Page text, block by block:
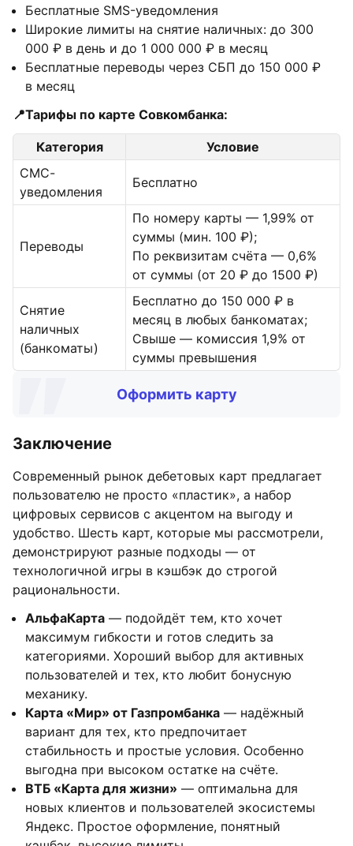
Бесплатные SMS-уведомления
Широкие лимиты на снятие наличных: до 300
000 ₽ в день и до 1 000 000 ₽ в месяц
Бесплатные переводы через СБП до 150 000 ₽
в месяц
📍Тарифы по карте Совкомбанка:
Категория
Условие
СМС-
уведомления
Бесплатно
Переводы
По номеру карты — 1,99% от
суммы (мин. 100 ₽);
По реквизитам счёта — 0,6%
от суммы (от 20 ₽ до 1500 ₽)
Снятие
наличных
(банкоматы)
Бесплатно до 150 000 ₽ в
месяц в любых банкоматах;
Свыше — комиссия 1,9% от
суммы превышения
Оформить карту
Заключение
Современный рынок дебетовых карт предлагает
пользователю не просто «пластик», а набор
цифровых сервисов с акцентом на выгоду и
удобство. Шесть карт, которые мы рассмотрели,
демонстрируют разные подходы — от
технологичной игры в кэшбэк до строгой
рациональности.
АльфаКарта — подойдёт тем, кто хочет
максимум гибкости и готов следить за
категориями. Хороший выбор для активных
пользователей и тех, кто любит бонусную
механику.
Карта «Мир» от Газпромбанка — надёжный
вариант для тех, кто предпочитает
стабильность и простые условия. Особенно
выгодна при высоком остатке на счёте.
ВТБ «Карта для жизни» — оптимальна для
новых клиентов и пользователей экосистемы
Яндекс. Простое оформление, понятный